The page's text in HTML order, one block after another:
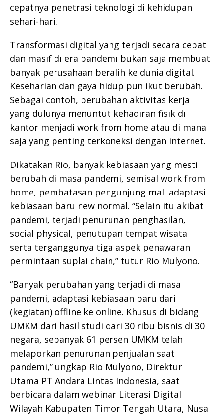
cepatnya penetrasi teknologi di kehidupan
sehari-hari.
Transformasi digital yang terjadi secara cepat
dan masif di era pandemi bukan saja membuat
banyak perusahaan beralih ke dunia digital.
Keseharian dan gaya hidup pun ikut berubah.
Sebagai contoh, perubahan aktivitas kerja
yang dulunya menuntut kehadiran fisik di
kantor menjadi work from home atau di mana
saja yang penting terkoneksi dengan internet.
Dikatakan Rio, banyak kebiasaan yang mesti
berubah di masa pandemi, semisal work from
home, pembatasan pengunjung mal, adaptasi
kebiasaan baru new normal. “Selain itu akibat
pandemi, terjadi penurunan penghasilan,
social physical, penutupan tempat wisata
serta terganggunya tiga aspek penawaran
permintaan suplai chain,” tutur Rio Mulyono.
“Banyak perubahan yang terjadi di masa
pandemi, adaptasi kebiasaan baru dari
(kegiatan) offline ke online. Khusus di bidang
UMKM dari hasil studi dari 30 ribu bisnis di 30
negara, sebanyak 61 persen UMKM telah
melaporkan penurunan penjualan saat
pandemi,” ungkap Rio Mulyono, Direktur
Utama PT Andara Lintas Indonesia, saat
berbicara dalam webinar Literasi Digital
Wilayah Kabupaten Timor Tengah Utara, Nusa